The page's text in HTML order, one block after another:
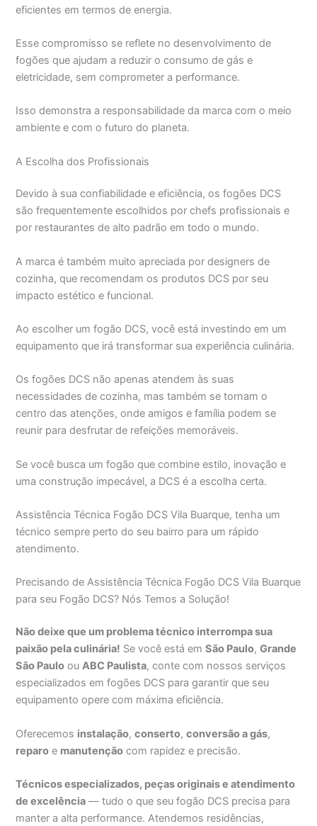
eficientes em termos de energia.
Esse compromisso se reflete no desenvolvimento de
fogões que ajudam a reduzir o consumo de gás e
eletricidade, sem comprometer a performance.
Isso demonstra a responsabilidade da marca com o meio
ambiente e com o futuro do planeta.
A Escolha dos Profissionais
Devido à sua confiabilidade e eficiência, os fogões DCS
são frequentemente escolhidos por chefs profissionais e
por restaurantes de alto padrão em todo o mundo.
A marca é também muito apreciada por designers de
cozinha, que recomendam os produtos DCS por seu
impacto estético e funcional.
Ao escolher um fogão DCS, você está investindo em um
equipamento que irá transformar sua experiência culinária.
Os fogões DCS não apenas atendem às suas
necessidades de cozinha, mas também se tornam o
centro das atenções, onde amigos e família podem se
reunir para desfrutar de refeições memoráveis.
Se você busca um fogão que combine estilo, inovação e
uma construção impecável, a DCS é a escolha certa.
Assistência Técnica Fogão DCS Vila Buarque, tenha um
técnico sempre perto do seu bairro para um rápido
atendimento.
Precisando de Assistência Técnica Fogão DCS Vila Buarque
para seu Fogão DCS? Nós Temos a Solução!
Não deixe que um problema técnico interrompa sua
paixão pela culinária! Se você está emSão Paulo,Grande
São Paulo ouABC Paulista, conte com nossos serviços
especializados em fogões DCS para garantir que seu
equipamento opere com máxima eficiência.
Oferecemos instalação,conserto,conversão a gás,
reparo e manutenção com rapidez e precisão.
Técnicos especializados, peças originais e atendimento
de excelência — tudo o que seu fogão DCS precisa para
manter a alta performance. Atendemos residências,